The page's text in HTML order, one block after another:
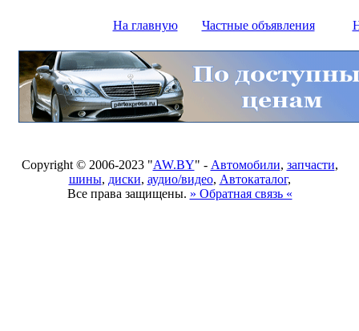
На главную Частные объявления
Copyright © 2006-2023 "AW.BY" - Автомобили, запчасти,
шины, диски, аудио/видео, Автокаталог,
Все права защищены. » Обратная связь «